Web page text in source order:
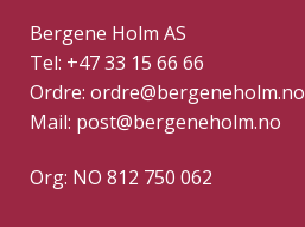
Bergene Holm AS
Tel: +47 33 15 66 66
Ordre: ordre@bergeneholm.no
Mail: post@bergeneholm.no
Org: NO 812 750 062